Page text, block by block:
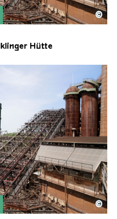
Völklinger Hütte mit
Völklinger Hütte | Karl
©
Hütte
Völklinger Hütte mit
Völklinger Hütte | Karl
©